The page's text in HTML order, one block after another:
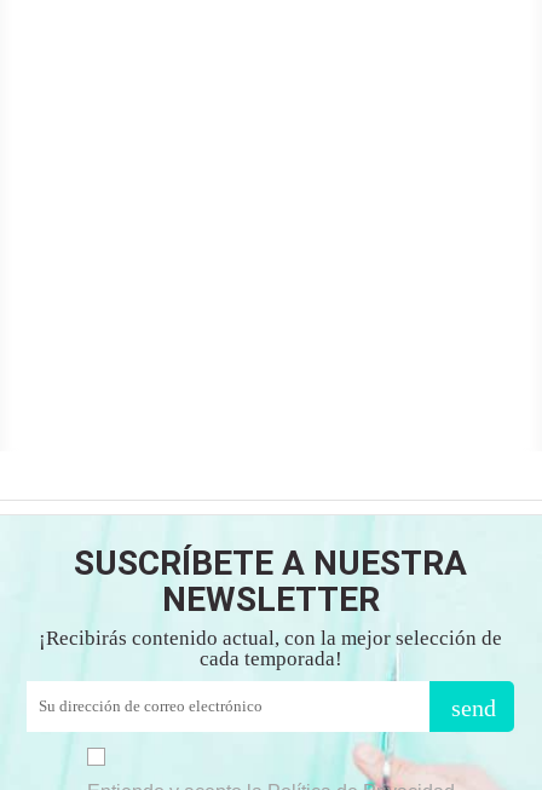
SUSCRÍBETE A NUESTRA
NEWSLETTER
¡Recibirás contenido actual, con la mejor selección de
cada temporada!
send